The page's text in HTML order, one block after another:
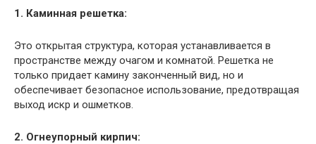
1. Каминная решетка:
Это открытая структура, которая устанавливается в
пространстве между очагом и комнатой. Решетка не
только придает камину законченный вид, но и
обеспечивает безопасное использование, предотвращая
выход искр и ошметков.
2. Огнеупорный кирпич: